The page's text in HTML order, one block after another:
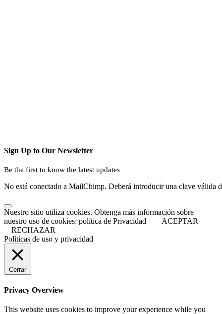
Sign Up to Our Newsletter
Be the first to know the latest updates
No está conectado a MailChimp. Deberá introducir una clave válida
Nuestro sitio utiliza cookies. Obtenga más información sobre
nuestro uso de cookies: política de Privacidad
ACEPTAR
RECHAZAR
Políticas de uso y privacidad
Cerrar
Privacy Overview
This website uses cookies to improve your experience while you